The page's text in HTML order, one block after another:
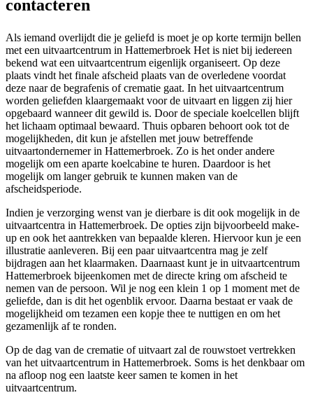
contacteren
Als iemand overlijdt die je geliefd is moet je op korte termijn bellen
met een uitvaartcentrum in Hattemerbroek Het is niet bij iedereen
bekend wat een uitvaartcentrum eigenlijk organiseert. Op deze
plaats vindt het finale afscheid plaats van de overledene voordat
deze naar de begrafenis of crematie gaat. In het uitvaartcentrum
worden geliefden klaargemaakt voor de uitvaart en liggen zij hier
opgebaard wanneer dit gewild is. Door de speciale koelcellen blijft
het lichaam optimaal bewaard. Thuis opbaren behoort ook tot de
mogelijkheden, dit kun je afstellen met jouw betreffende
uitvaartondernemer in Hattemerbroek. Zo is het onder andere
mogelijk om een aparte koelcabine te huren. Daardoor is het
mogelijk om langer gebruik te kunnen maken van de
afscheidsperiode.
Indien je verzorging wenst van je dierbare is dit ook mogelijk in de
uitvaartcentra in Hattemerbroek. De opties zijn bijvoorbeeld make-
up en ook het aantrekken van bepaalde kleren. Hiervoor kun je een
illustratie aanleveren. Bij een paar uitvaartcentra mag je zelf
bijdragen aan het klaarmaken. Daarnaast kunt je in uitvaartcentrum
Hattemerbroek bijeenkomen met de directe kring om afscheid te
nemen van de persoon. Wil je nog een klein 1 op 1 moment met de
geliefde, dan is dit het ogenblik ervoor. Daarna bestaat er vaak de
mogelijkheid om tezamen een kopje thee te nuttigen en om het
gezamenlijk af te ronden.
Op de dag van de crematie of uitvaart zal de rouwstoet vertrekken
van het uitvaartcentrum in Hattemerbroek. Soms is het denkbaar om
na afloop nog een laatste keer samen te komen in het
uitvaartcentrum.